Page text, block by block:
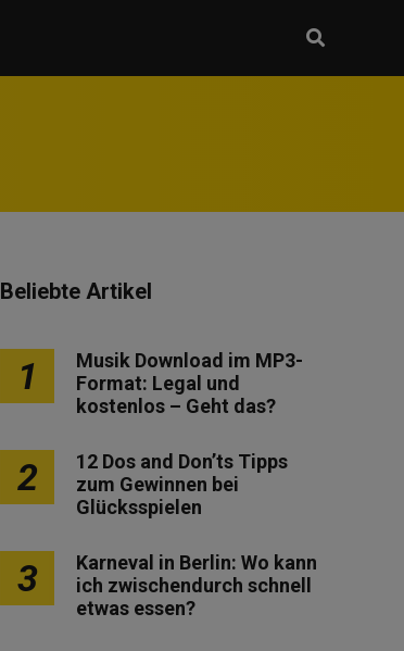
Beliebte Artikel
1
Musik Download im MP3-
Format: Legal und
kostenlos – Geht das?
2
12 Dos and Don’ts Tipps
zum Gewinnen bei
Glücksspielen
3
Karneval in Berlin: Wo kann
ich zwischendurch schnell
etwas essen?